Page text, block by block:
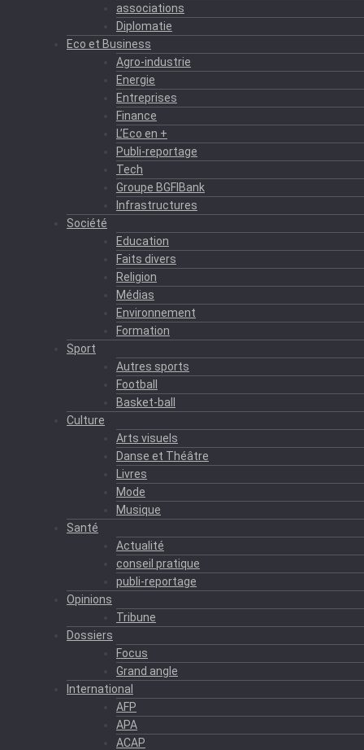
associations
Diplomatie
Eco et Business
Agro-industrie
Energie
Entreprises
Finance
L’Eco en +
Publi-reportage
Tech
Groupe BGFIBank
Infrastructures
Société
Education
Faits divers
Religion
Médias
Environnement
Formation
Sport
Autres sports
Football
Basket-ball
Culture
Arts visuels
Danse et Théâtre
Livres
Mode
Musique
Santé
Actualité
conseil pratique
publi-reportage
Opinions
Tribune
Dossiers
Focus
Grand angle
International
AFP
APA
ACAP